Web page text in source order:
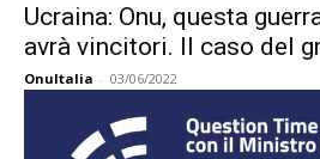
Ucraina: Onu, questa
avrà vincitori. Il caso del
OnuItalia - 03/06/2022